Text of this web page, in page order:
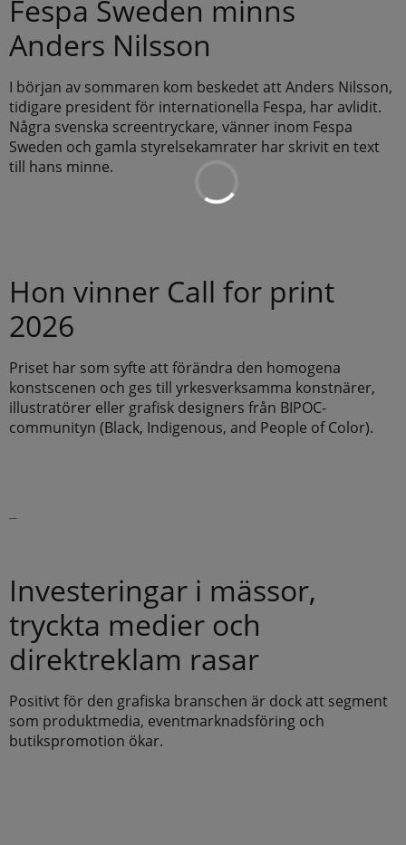
Fespa Sweden minns
Anders Nilsson
I början av sommaren kom beskedet att Anders Nilsson,
tidigare president för internationella Fespa, har avlidit.
Några svenska screentryckare, vänner inom Fespa
Sweden och gamla styrelsekamrater har skrivit en text
till hans minne.
Hon vinner Call for print
2026
Priset har som syfte att förändra den homogena
konstscenen och ges till yrkesverksamma konstnärer,
illustratörer eller grafisk designers från BIPOC-
communityn (Black, Indigenous, and People of Color).
Läs vidare
Investeringar i mässor,
tryckta medier och
direktreklam rasar
Positivt för den grafiska branschen är dock att segment
som produktmedia, eventmarknadsföring och
butikspromotion ökar.